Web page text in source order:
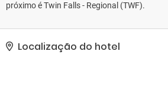
próximo é Twin Falls - Regional (TWF).
Localização do hotel